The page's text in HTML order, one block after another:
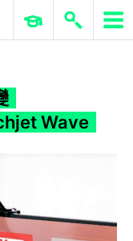
ERP 與商業 AI
Wave